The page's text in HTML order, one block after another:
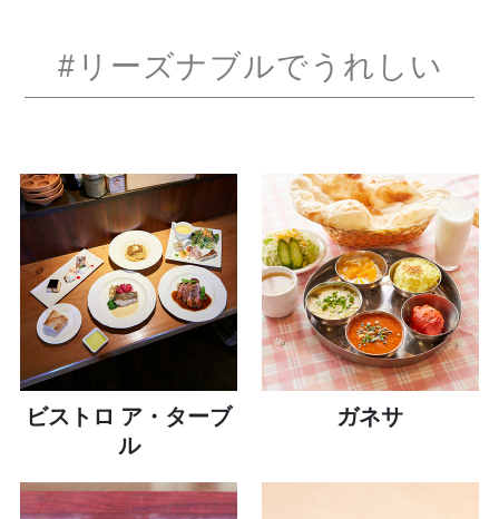
#リーズナブルでうれしい
ビストロ ア・ターブ
ル
ガネサ